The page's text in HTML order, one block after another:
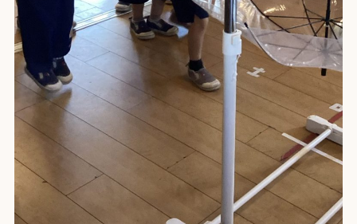
焼津中央幼稚園連携
施設 小規模保育所
LittleWalkers
採用情報
お問い合わせ 書式ダウンロード